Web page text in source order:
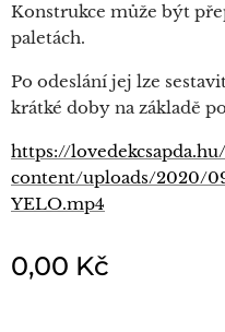
Konstrukce může být
paletách.
Po odeslání jej lze
krátké doby na základě
https://
content/uploads/2020/
YELO.mp4
0,00 Kč